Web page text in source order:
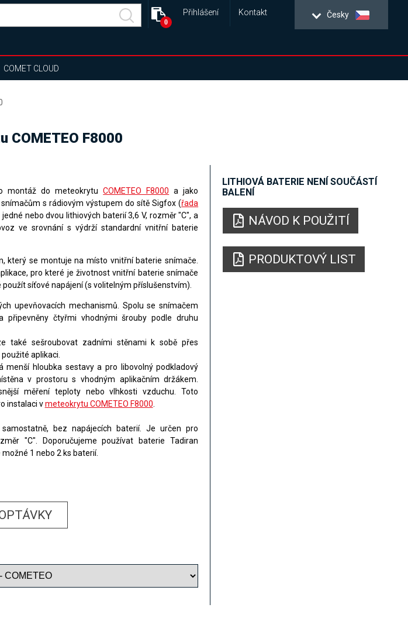
Česky
Přihlášení Kontakt
0
COMET CLOUD
COMETEO F8000
montáž do meteokrytuCOMETEO F8000 a jako
s rádiovým výstupem do sítě Sigfox (řada
nebo dvou lithiových baterií 3,6 V, rozměr "C", a
ve srovnání s výdrží standardní vnitřní baterie
který se montuje na místo vnitřní baterie snímače.
pro které je životnost vnitřní baterie snímače
síťové napájení (s volitelným příslušenstvím).
upevňovacích mechanismů. Spolu se snímačem
čtyřmi vhodnými šrouby podle druhu
také sešroubovat zadními stěnami k sobě přes
aplikaci.
menší hloubka sestavy a pro libovolný podkladový
v prostoru s vhodným aplikačním držákem.
měření teploty nebo vlhkosti vzduchu. Toto
instalaci vmeteokrytu COMETEO F8000
bez napájecích baterií. Je určen pro
"C". Doporučujeme používat baterie Tadiran
možné 1 nebo 2 ks baterií.
LITHIOVÁ BATERIE NENÍ SOUČÁSTÍ
BALENÍ
NÁVOD K POUŽITÍ
PRODUKTOVÝ LIST